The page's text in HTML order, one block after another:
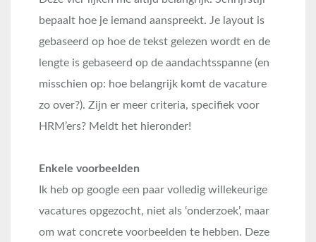
bepaalt hoe je iemand aanspreekt. Je layout is
gebaseerd op hoe de tekst gelezen wordt en de
lengte is gebaseerd op de aandachtsspanne (en
misschien op: hoe belangrijk komt de vacature
zo over?). Zijn er meer criteria, specifiek voor
HRM’ers? Meldt het hieronder!
Enkele voorbeelden
Ik heb op google een paar volledig willekeurige
vacatures opgezocht, niet als ‘onderzoek’, maar
om wat concrete voorbeelden te hebben. Deze